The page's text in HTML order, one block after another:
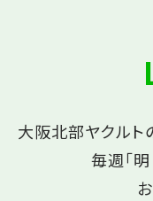
大阪北部ヤクルト
毎週「